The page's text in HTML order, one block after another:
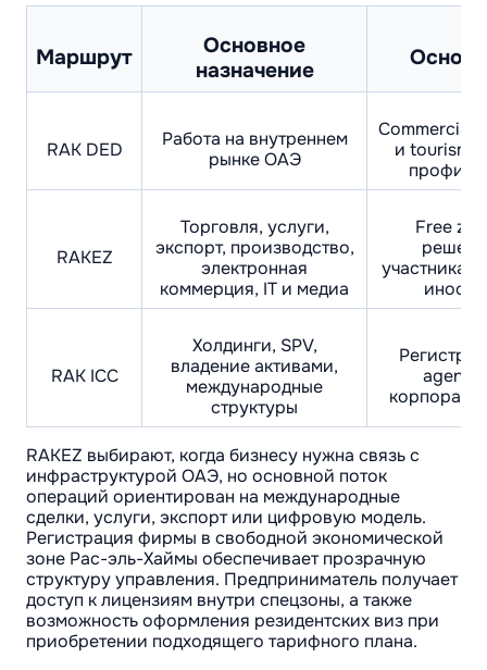
Маршрут
Основное
назначение
RAK DED
Работа на внутреннем
рынке ОАЭ
Commercial,
и tourism
RAKEZ
Торговля, услуги,
экспорт, производство,
электронная
коммерция, IT и медиа
Free
RAK ICC
Холдинги, SPV,
владение активами,
международные
структуры
agent,
RAKEZ выбирают, когда бизнесу нужна связь с
инфраструктурой ОАЭ, но основной поток
операций ориентирован на международные
сделки, услуги, экспорт или цифровую модель.
Регистрация фирмы в свободной экономической
зоне Рас-эль-Хаймы обеспечивает прозрачную
структуру управления. Предприниматель получает
доступ к лицензиям внутри спецзоны, а также
возможность оформления резидентских виз при
приобретении подходящего тарифного плана.